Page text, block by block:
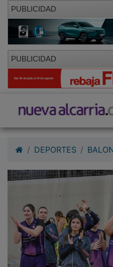
PUBLICIDAD
PUBLICIDAD